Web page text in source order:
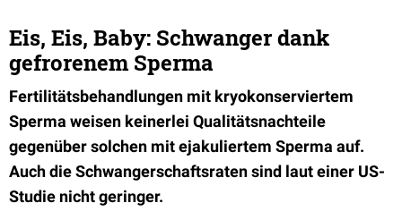
Eis, Eis, Baby: Schwanger dank
gefrorenem Sperma
Fertilitätsbehandlungen mit kryokonserviertem
Sperma weisen keinerlei Qualitätsnachteile
gegenüber solchen mit ejakuliertem Sperma auf.
Auch die Schwangerschaftsraten sind laut einer US-
Studie nicht geringer.